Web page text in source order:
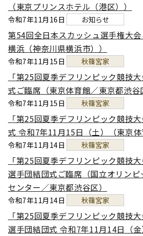
（東京プリンスホテル（港区））
令和7年11月16日 お知らせ
第54回全日本スカッシュ選手権大
横浜（神奈川県横浜市））
令和7年11月15日 秋篠宮家
「第25回夏季デフリンピック競技
式ご臨席（東京体育館／東京都渋谷
令和7年11月15日 秋篠宮家
「第25回夏季デフリンピック競技
式 令和7年11月15日（土）（東京体
令和7年11月14日 秋篠宮家
「第25回夏季デフリンピック競技
選手団結団式ご臨席（国立オリン
センター／東京都渋谷区）
令和7年11月14日 秋篠宮家
「第25回夏季デフリンピック競技
選手団結団式 令和7年11月14日（